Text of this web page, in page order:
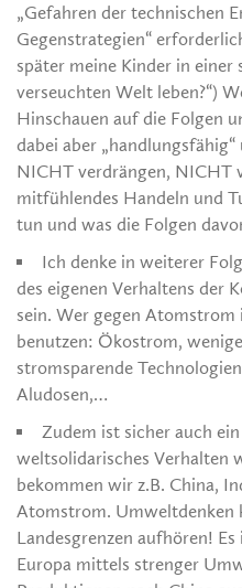
„Gefahren der technischen
Gegenstrategien“
später meine Kinder in einer
verseuchten Welt leben?“)
Hinschauen auf die Folgen
dabei aber
NICHT verdrängen, NICHT
mitfühlendes Handeln und
tun und was die Folgen
Ich denke in weiterer
des eigenen Verhaltens der
sein. Wer gegen
benutzen: Ökostrom,
stromsparende
Aludosen,…
Zudem ist sicher auch
weltsolidarisches Verhalten
bekommen wir z.B. China,
Atomstrom. Umweltdenken
Landesgrenzen aufhören!
Europa mittels strenger